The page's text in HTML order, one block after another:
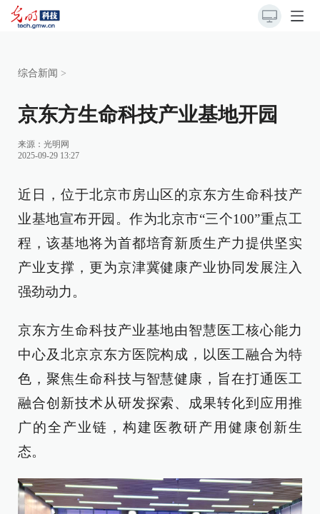
综合新闻 >
京东方生命科技产业基地开园
来源： 光明网
2025-09-29 13:27
近日，位于北京市房山区的京东方生命科技产
业基地宣布开园。作为北京市“三个100”重点工
程，该基地将为首都培育新质生产力提供坚实
产业支撑，更为京津冀健康产业协同发展注入
强劲动力。
京东方生命科技产业基地由智慧医工核心能力
中心及北京京东方医院构成，以医工融合为特
色，聚焦生命科技与智慧健康，旨在打通医工
融合创新技术从研发探索、成果转化到应用推
广的全产业链，构建医教研产用健康创新生
态。